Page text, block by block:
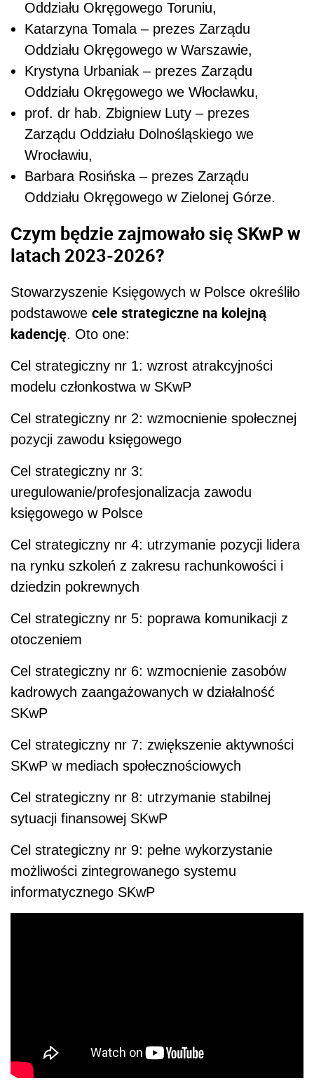
Oddziału Okręgowego Toruniu,
Katarzyna Tomala – prezes Zarządu
Oddziału Okręgowego w Warszawie,
Krystyna Urbaniak – prezes Zarządu
Oddziału Okręgowego we Włocławku,
prof. dr hab. Zbigniew Luty – prezes
Zarządu Oddziału Dolnośląskiego we
Wrocławiu,
Barbara Rosińska – prezes Zarządu
Oddziału Okręgowego w Zielonej Górze.
Czym będzie zajmowało się SKwP w
latach 2023-2026?
Stowarzyszenie Księgowych w Polsce określiło
podstawowe cele strategiczne na kolejną
kadencję. Oto one:
Cel strategiczny nr 1: wzrost atrakcyjności
modelu członkostwa w SKwP
Cel strategiczny nr 2: wzmocnienie społecznej
pozycji zawodu księgowego
Cel strategiczny nr 3:
uregulowanie/profesjonalizacja zawodu
księgowego w Polsce
Cel strategiczny nr 4: utrzymanie pozycji lidera
na rynku szkoleń z zakresu rachunkowości i
dziedzin pokrewnych
Cel strategiczny nr 5: poprawa komunikacji z
otoczeniem
Cel strategiczny nr 6: wzmocnienie zasobów
kadrowych zaangażowanych w działalność
SKwP
Cel strategiczny nr 7: zwiększenie aktywności
SKwP w mediach społecznościowych
Cel strategiczny nr 8: utrzymanie stabilnej
sytuacji finansowej SKwP
Cel strategiczny nr 9: pełne wykorzystanie
możliwości zintegrowanego systemu
informatycznego SKwP